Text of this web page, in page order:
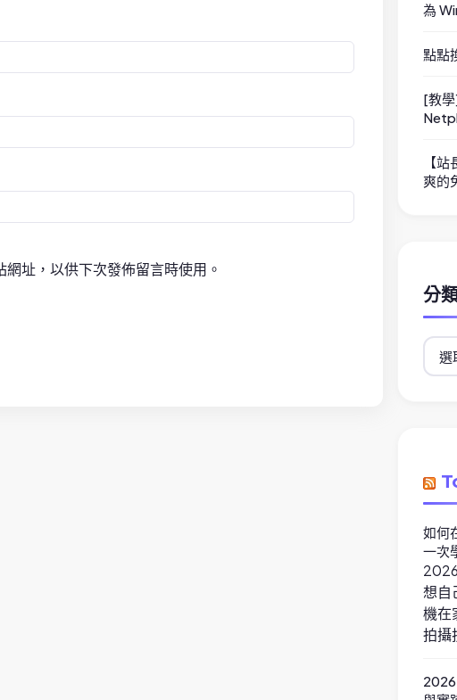
址，以供下次發佈留言時使用。
為
點點
[教
【
爽的
分
分
類
如何
一次
想自
機在
拍攝
2026